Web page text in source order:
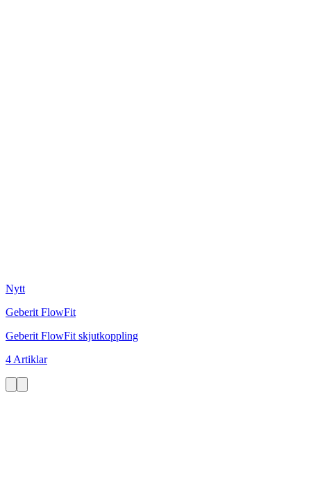
Nytt
Geberit FlowFit
Geberit FlowFit skjutkoppling
4 Artiklar